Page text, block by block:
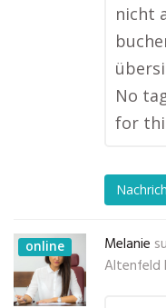
nicht
No
for
online Melanie
Altenfeld